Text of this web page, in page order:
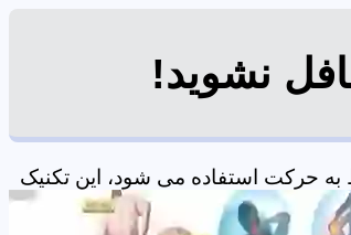
مربوط به حرکت استفاده می شود، این تکنیک